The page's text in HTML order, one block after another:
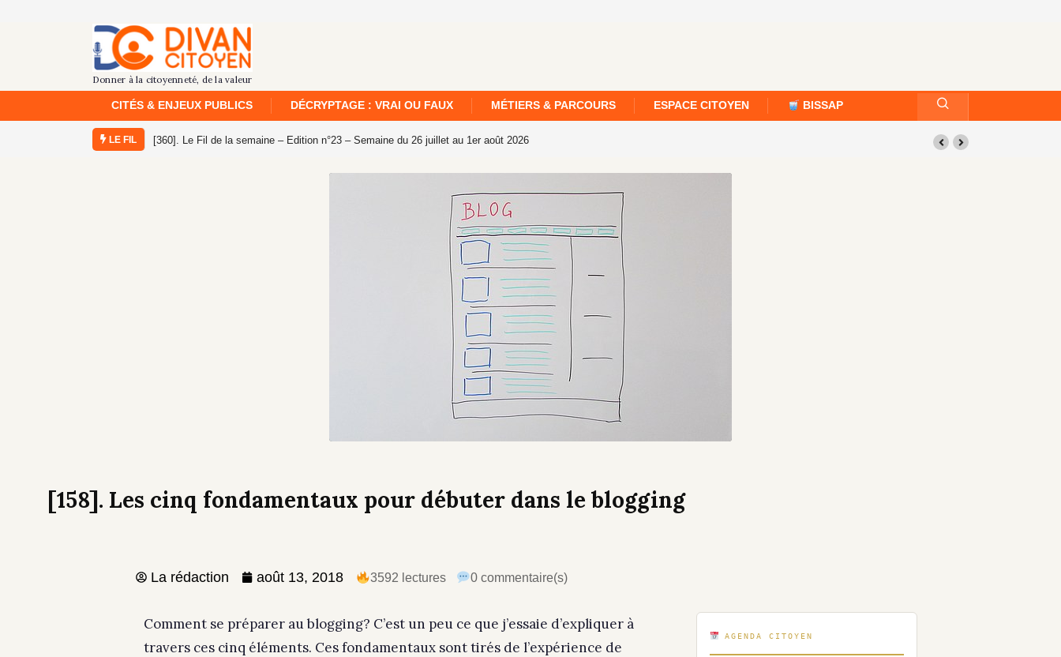
CITÉS & ENJEUX PUBLICS DÉCRYPTAGE : VRAI OU FAUX MÉTIERS & PARCOURS ESPACE CITOYEN BISSAP
LE FIL [360]. Le Fil de la semaine – Edition n°23 – Semaine du 26 juillet au 1er août 2026
[158]. Les cinq fondamentaux pour débuter dans le blogging
La rédaction août 13, 2018 3592 lectures 0 commentaire(s)
Comment se préparer au blogging? C’est un peu ce que j’essaie d’expliquer à
travers ces cinq éléments. Ces fondamentaux sont tirés de l’expérience de
AGENDA CITOYEN